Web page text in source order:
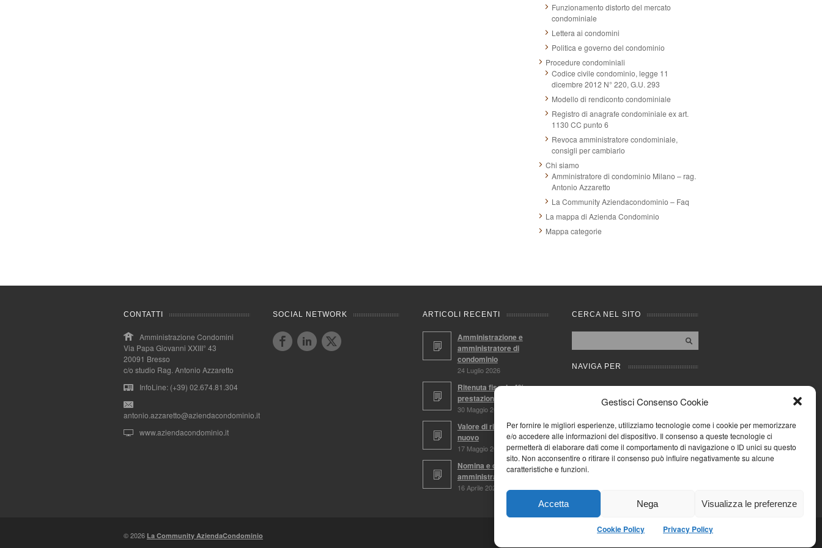
Gestisci Consenso Cookie
Per fornire le migliori esperienze, utilizziamo tecnologie come i cookie per memorizzare
e/o accedere alle informazioni del dispositivo. Il consenso a queste tecnologie ci
permetterà di elaborare dati come il comportamento di navigazione o ID unici su questo
sito. Non acconsentire o ritirare il consenso può influire negativamente su alcune
caratteristiche e funzioni.
Accetta Nega Visualizza le preferenze
Cookie Policy Privacy Policy
Funzionamento distorto del mercato
condominiale
Lettera ai condomini
Politica e governo del condominio
Procedure condominiali
Codice civile condominio, legge 11
dicembre 2012 N° 220, G.U. 293
Modello di rendiconto condominiale
Registro di anagrafe condominiale ex art.
1130 CC punto 6
Revoca amministratore condominiale,
consigli per cambiarlo
Chi siamo
Amministratore di condominio Milano – rag.
Antonio Azzaretto
La Community Aziendacondominio – Faq
La mappa di Azienda Condominio
Mappa categorie
CONTATTI
Amministrazione Condomini
Via Papa Giovanni XXIII° 43
20091 Bresso
c/o studio Rag. Antonio Azzaretto
InfoLine: (+39) 02.674.81.304
antonio.azzaretto@aziendacondominio.it
www.aziendacondominio.it
SOCIAL NETWORK ARTICOLI RECENTI
Amministrazione e
amministratore di
condominio
24 Luglio 2026
Ritenuta fiscale 4%,
prestazioni soggette
30 Maggio 2026
Valore di ricostruzione a
nuovo
17 Maggio 2026
Nomina e conferma
amministratore
16 Aprile 2026
CERCA NEL SITO
NAVIGA PER
Mappa completa
Mappa categorie
Privacy Policy
Forum
Iscriviti alla Community
AziendaCondominio
© 2026 La Community AziendaCondominio